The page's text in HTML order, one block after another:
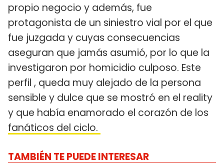
propio negocio y además, fue
protagonista de un siniestro vial por el que
fue juzgada y cuyas consecuencias
aseguran que jamás asumió, por lo que la
investigaron por homicidio culposo. Este
perfil , queda muy alejado de la persona
sensible y dulce que se mostró en el reality
y que había enamorado el corazón de los
fanáticos del ciclo.
TAMBIÉN TE PUEDE INTERESAR